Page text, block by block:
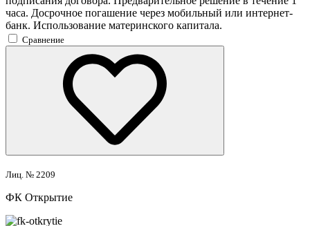
часа. Досрочное погашение через мобильный или интернет-
банк. Использование материнского капитала.
Сравнение
Лиц. № 2209
ФК Открытие